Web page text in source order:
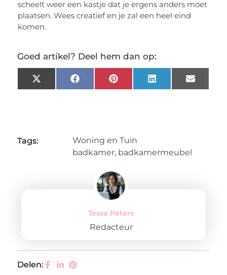
scheelt weer een kastje dat je ergens anders moet
plaatsen. Wees creatief en je zal een heel eind
komen.
Goed artikel? Deel hem dan op:
X
(Twitter)
Facebook Pinterest LinkedIn Email
Tags:
Woning en Tuin
badkamer, badkamermeubel
Tessa Peters
Redacteur
Delen: